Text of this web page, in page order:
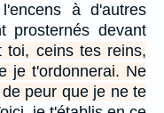
à d'autres
prosternés devant
toi, ceins tes reins,
je t'ordonnerai. Ne
peur que je ne te